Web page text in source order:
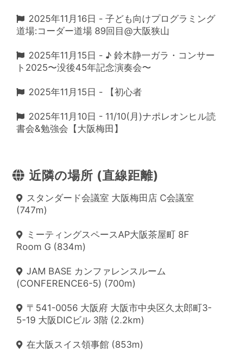
2025年11月16日 - 子ども向けプログラミング
道場:コーダー道場 89回目@大阪狭山
2025年11月15日 - ♪ 鈴木静一ガラ・コンサー
ト2025〜没後45年記念演奏会〜
2025年11月15日 - 【初心者
2025年11月10日 - 11/10(月)ナポレオンヒル読
書会&勉強会【大阪梅田】
近隣の場所 (直線距離)
スタンダード会議室 大阪梅田店 C会議室
(747m)
ミーティングスペースAP大阪茶屋町 8F
Room G (834m)
JAM BASE カンファレンスルーム
(CONFERENCE6-5) (700m)
〒541-0056 大阪府 大阪市中央区久太郎町3-
5-19 大阪DICビル 3階 (2.2km)
在大阪スイス領事館 (853m)